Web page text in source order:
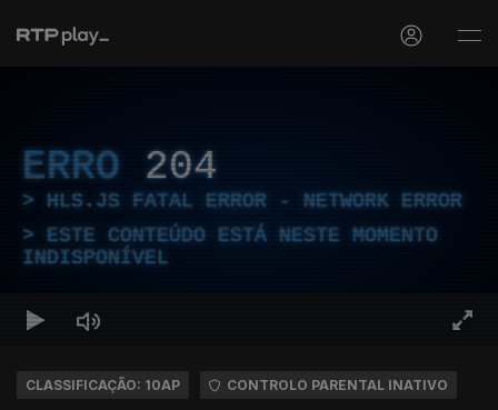
ERRO 204
HLS.JS FATAL ERROR - NETWORK ERROR
ESTE CONTEÚDO ESTÁ NESTE MOMENTO
INDISPONÍVEL
CLASSIFICAÇÃO: 10AP CONTROLO PARENTAL INATIVO